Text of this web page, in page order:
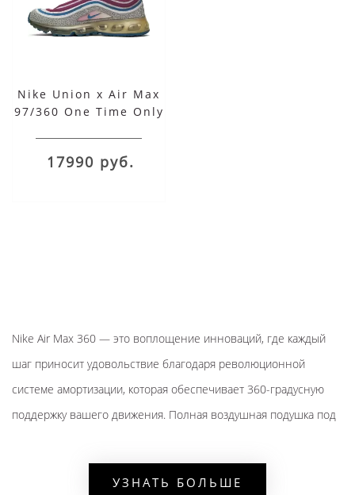
Nike Union x Air Max
97/360 One Time Only
17990 руб.
Nike Air Max 360 — это воплощение инноваций, где каждый
шаг приносит удовольствие благодаря революционной
системе амортизации, которая обеспечивает 360-градусную
поддержку вашего движения. Полная воздушная подушка под
ударных нагрузок в течение всего дня.
УЗНАТЬ БОЛЬШЕ